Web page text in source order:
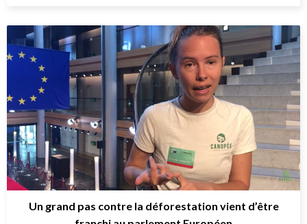
Un grand pas contre la déforestation vient d’être